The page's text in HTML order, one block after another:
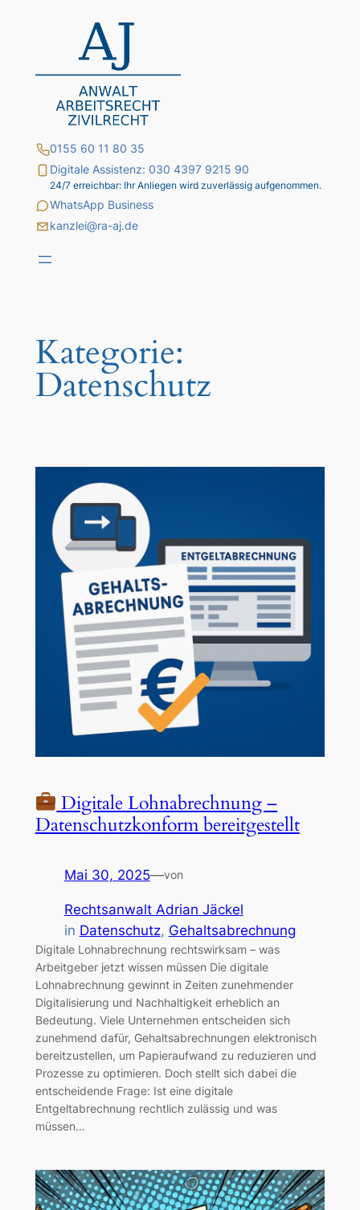
0155 60 11 80 35
Digitale Assistenz: 030 4397 9215 90
24/7 erreichbar: Ihr Anliegen wird zuverlässig aufgenommen.
WhatsApp Business
kanzlei@ra-aj.de
Kategorie:
Datenschutz
Digitale Lohnabrechnung –
Datenschutzkonform bereitgestellt
Mai 30, 2025—von
Rechtsanwalt Adrian Jäckel
in Datenschutz, Gehaltsabrechnung
Digitale Lohnabrechnung rechtswirksam – was
Arbeitgeber jetzt wissen müssen Die digitale
Lohnabrechnung gewinnt in Zeiten zunehmender
Digitalisierung und Nachhaltigkeit erheblich an
Bedeutung. Viele Unternehmen entscheiden sich
zunehmend dafür, Gehaltsabrechnungen elektronisch
bereitzustellen, um Papieraufwand zu reduzieren und
Prozesse zu optimieren. Doch stellt sich dabei die
entscheidende Frage: Ist eine digitale
Entgeltabrechnung rechtlich zulässig und was
müssen…